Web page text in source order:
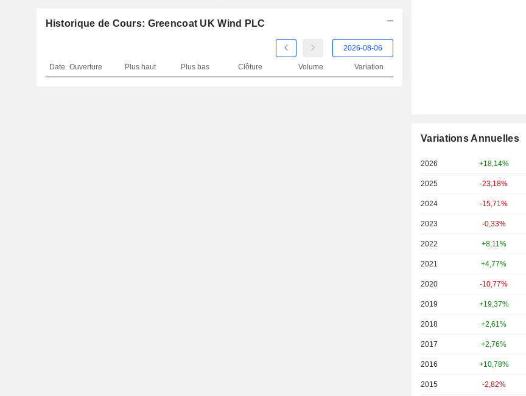
Historique de Cours: Greencoat UK Wind PLC
Date Ouverture Plus haut Plus bas Clôture Volume Variation
Variations Annuelles
2026 +18,14%
2025 -23,18%
2024 -15,71%
2023 -0,33%
2022 +8,11%
2021 +4,77%
2020 -10,77%
2019 +19,37%
2018 +2,61%
2017 +2,76%
2016 +10,78%
2015 -2,82%